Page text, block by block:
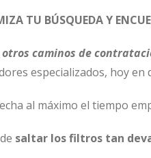
TU BÚSQUEDA Y
otros caminos de
especializados, hoy
al máximo el tiempo
saltar los filtros tan